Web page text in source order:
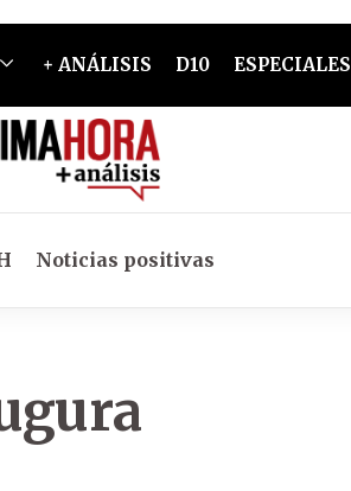
+ ANÁLISIS D10 ESPECIALES
Noticias positivas